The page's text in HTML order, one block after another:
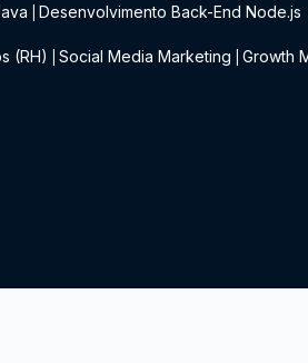
Desenvolvimento Back-End Node.js
(RH) Social Media Marketing Growth